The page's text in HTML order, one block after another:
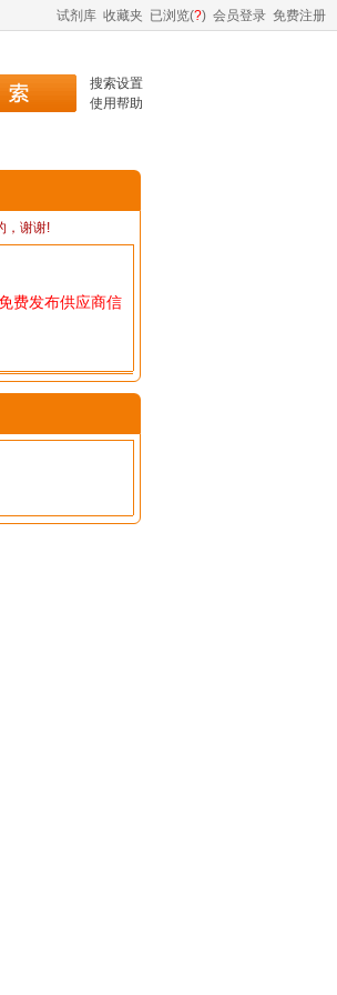
试剂库 收藏夹 已浏览(?) 会员登录 免费注册
搜索设置
使用帮助
，谢谢!
费发布供应商信